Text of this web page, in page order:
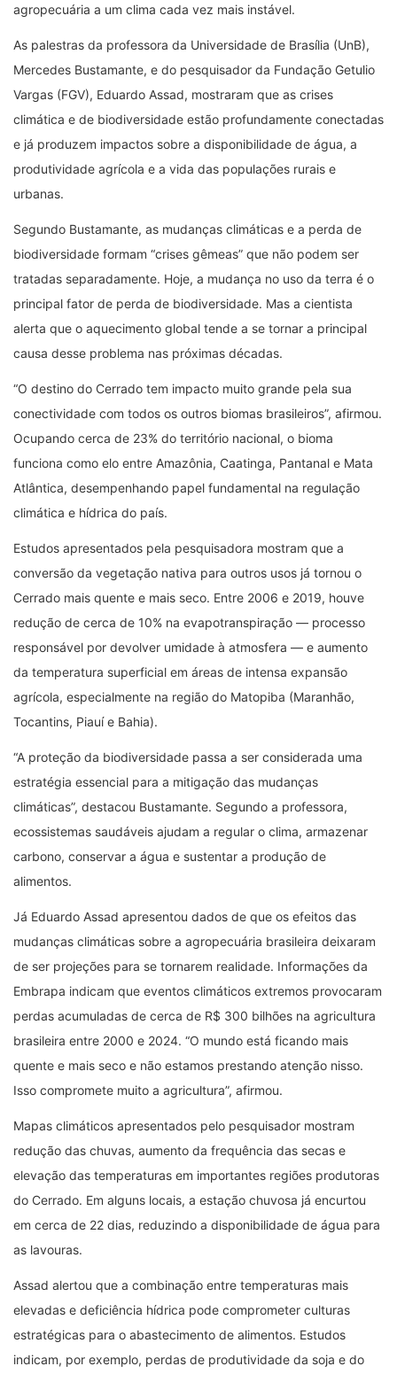
agropecuária a um clima cada vez mais instável.
As palestras da professora da Universidade de Brasília (UnB),
Mercedes Bustamante, e do pesquisador da Fundação Getulio
Vargas (FGV), Eduardo Assad, mostraram que as crises
climática e de biodiversidade estão profundamente conectadas
e já produzem impactos sobre a disponibilidade de água, a
produtividade agrícola e a vida das populações rurais e
urbanas.
Segundo Bustamante, as mudanças climáticas e a perda de
biodiversidade formam “crises gêmeas” que não podem ser
tratadas separadamente. Hoje, a mudança no uso da terra é o
principal fator de perda de biodiversidade. Mas a cientista
alerta que o aquecimento global tende a se tornar a principal
causa desse problema nas próximas décadas.
“O destino do Cerrado tem impacto muito grande pela sua
conectividade com todos os outros biomas brasileiros”, afirmou.
Ocupando cerca de 23% do território nacional, o bioma
funciona como elo entre Amazônia, Caatinga, Pantanal e Mata
Atlântica, desempenhando papel fundamental na regulação
climática e hídrica do país.
Estudos apresentados pela pesquisadora mostram que a
conversão da vegetação nativa para outros usos já tornou o
Cerrado mais quente e mais seco. Entre 2006 e 2019, houve
redução de cerca de 10% na evapotranspiração — processo
responsável por devolver umidade à atmosfera — e aumento
da temperatura superficial em áreas de intensa expansão
agrícola, especialmente na região do Matopiba (Maranhão,
Tocantins, Piauí e Bahia).
“A proteção da biodiversidade passa a ser considerada uma
estratégia essencial para a mitigação das mudanças
climáticas”, destacou Bustamante. Segundo a professora,
ecossistemas saudáveis ajudam a regular o clima, armazenar
carbono, conservar a água e sustentar a produção de
alimentos.
Já Eduardo Assad apresentou dados de que os efeitos das
mudanças climáticas sobre a agropecuária brasileira deixaram
de ser projeções para se tornarem realidade. Informações da
Embrapa indicam que eventos climáticos extremos provocaram
perdas acumuladas de cerca de R$ 300 bilhões na agricultura
brasileira entre 2000 e 2024. “O mundo está ficando mais
quente e mais seco e não estamos prestando atenção nisso.
Isso compromete muito a agricultura”, afirmou.
Mapas climáticos apresentados pelo pesquisador mostram
redução das chuvas, aumento da frequência das secas e
elevação das temperaturas em importantes regiões produtoras
do Cerrado. Em alguns locais, a estação chuvosa já encurtou
em cerca de 22 dias, reduzindo a disponibilidade de água para
as lavouras.
Assad alertou que a combinação entre temperaturas mais
elevadas e deficiência hídrica pode comprometer culturas
estratégicas para o abastecimento de alimentos. Estudos
indicam, por exemplo, perdas de produtividade da soja e do